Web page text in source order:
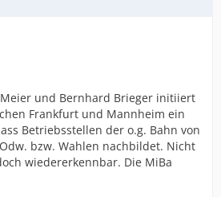
und Bernhard Brieger initiiert
Frankfurt und Mannheim ein
Betriebsstellen der o.g. Bahn von
bzw. Wahlen nachbildet. Nicht
wiedererkennbar. Die MiBa